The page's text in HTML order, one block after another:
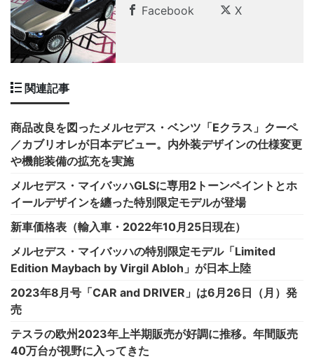
Facebook X
関連記事
商品改良を図ったメルセデス・ベンツ「Eクラス」クーペ
／カブリオレが日本デビュー。内外装デザインの仕様変更
や機能装備の拡充を実施
メルセデス・マイバッハGLSに専用2トーンペイントとホ
イールデザインを纏った特別限定モデルが登場
新車価格表（輸入車・2022年10月25日現在）
メルセデス・マイバッハの特別限定モデル「Limited
Edition Maybach by Virgil Abloh」が日本上陸
2023年8月号「CAR and DRIVER」は6月26日（月）発
売
テスラの欧州2023年上半期販売が好調に推移。年間販売
40万台が視野に入ってきた